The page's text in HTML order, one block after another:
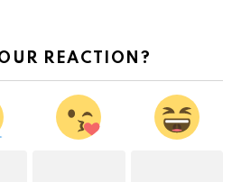
REACTION?